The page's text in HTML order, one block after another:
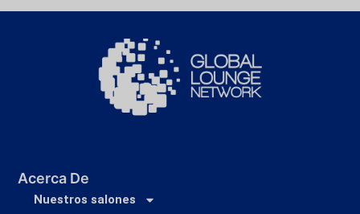
Acerca De
Nuestros salones